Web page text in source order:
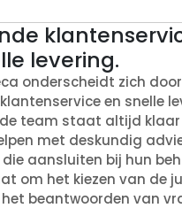
levering.
onderscheidt zich
en snelle
team staat altijd
met deskundig
aansluiten bij hun
om het kiezen van de
beantwoorden van